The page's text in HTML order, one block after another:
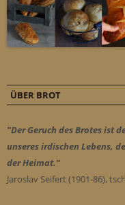
ÜBER BROT
"Der Geruch des Brotes ist
unseres irdischen Lebens,
der Heimat."
Jaroslav Seifert (1901-86),